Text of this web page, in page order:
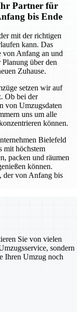
Partner für
bis Ende
mit der richtigen
kann. Das
von Anfang an und
über den
Zuhause.
setzen wir auf
Ob bei der
von Umzugsdaten
uns um alle
können.
Bielefeld
mit höchstem
packen und räumen
können.
der von Anfang bis
Sie von vielen
sondern
Ihren Umzug noch